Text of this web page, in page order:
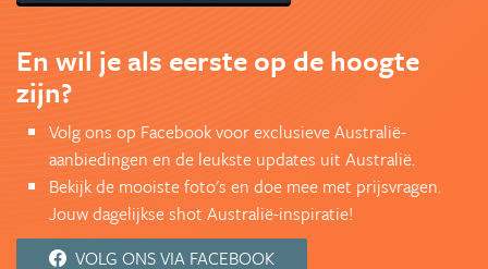
En wil je als eerste op de hoogte
zijn?
Volg ons op Facebook voor exclusieve Australië-
aanbiedingen en de leukste updates uit Australië.
Bekijk de mooiste foto's en doe mee met prijsvragen.
Jouw dagelijkse shot Australië-inspiratie!
VOLG ONS VIA FACEBOOK